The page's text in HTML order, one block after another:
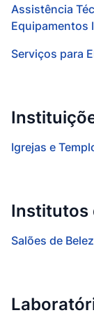
Assistência
Equipamentos
Serviços para
Igrejas e
Institutos
Salões de